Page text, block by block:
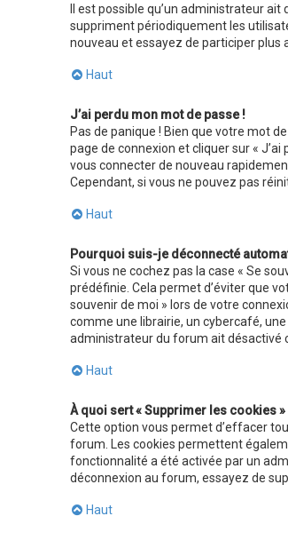
Il est possible qu’un administrateur
suppriment périodiquement les
nouveau et essayez de participer plus
Haut
J’ai perdu mon mot de passe !
Pas de panique ! Bien que votre mot
page de connexion et cliquer sur «
vous connecter de nouveau
Cependant, si vous ne pouvez pas
Haut
Pourquoi suis-je déconnecté
Si vous ne cochez pas la case « Se
prédéfinie. Cela permet d’éviter que
souvenir de moi » lors de votre
comme une librairie, un cybercafé,
administrateur du forum ait désactivé
Haut
À quoi sert « Supprimer les cookies »
Cette option vous permet d’effacer
forum. Les cookies permettent
fonctionnalité a été activée par un
déconnexion au forum, essayez de
Haut